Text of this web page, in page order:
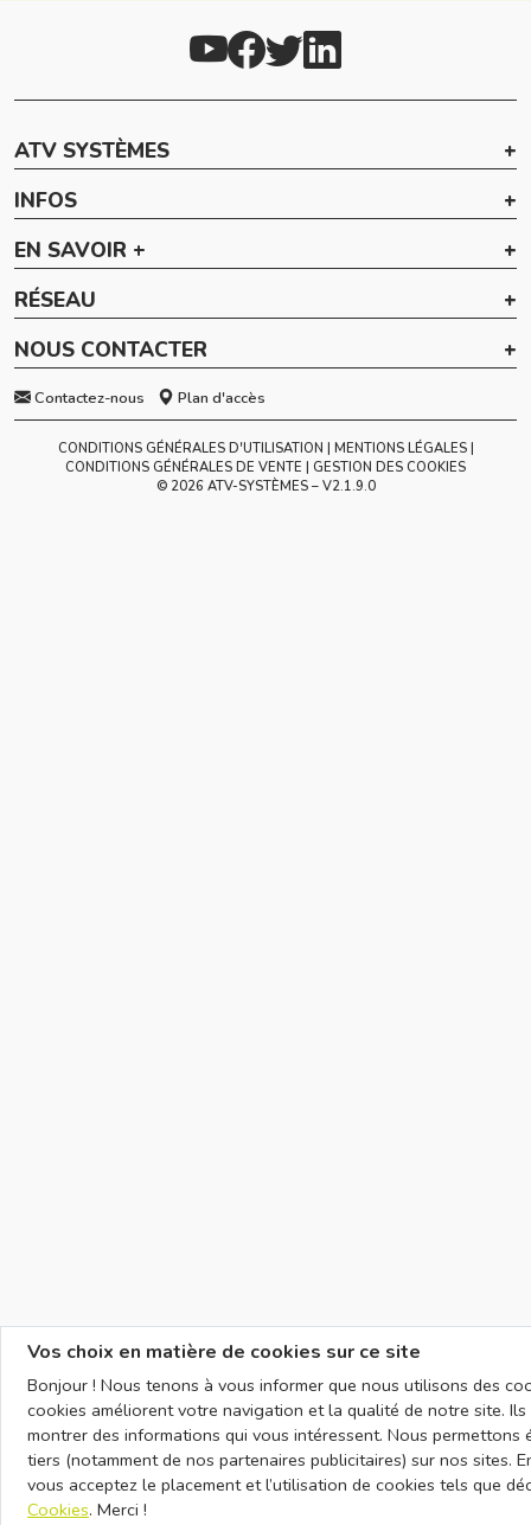
ATV SYSTÈMES
INFOS
EN SAVOIR +
RÉSEAU
NOUS CONTACTER
Contactez-nous Plan d'accès
CONDITIONS GÉNÉRALES D'UTILISATION
MENTIONS LÉGALES
CONDITIONS GÉNÉRALES DE VENTE
GESTION DES COOKIES
© 2026 ATV-SYSTÈMES – V2.1.9.0
Vos choix en matière de cookies sur ce site
Bonjour ! Nous tenons à vous informer que nous utilisons des
cookies améliorent votre navigation et la qualité de notre site.
montrer des informations qui vous intéressent. Nous permettons
tiers (notamment de nos partenaires publicitaires) sur nos sites.
vous acceptez le placement et l’utilisation de cookies tels que
Cookies. Merci !